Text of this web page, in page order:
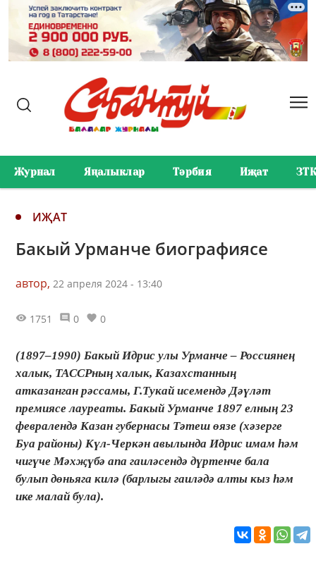
Журнал Яңалыклар Тәрбия Иҗат ЗТК
ИҖАТ
Бакый Урманче биографиясе
автор, 22 апреля 2024 - 13:40
1751 0 0
(1897–1990) Бакый Идрис улы Урманче – Россиянең
халык, ТАССРның халык, Казахстанның
атказанган рәссамы, Г.Тукай исемендә Дәүләт
премиясе лауреаты. Бакый Урманче 1897 елның 23
февралендә Казан губернасы Тәтеш өязе (хәзерге
Буа районы) Күл-Черкән авылында Идрис имам һәм
чигүче Мәхҗүбә апа гаиләсендә дүртенче бала
булып дөньяга килә (барлыгы гаиләдә алты кыз һәм
ике малай була).